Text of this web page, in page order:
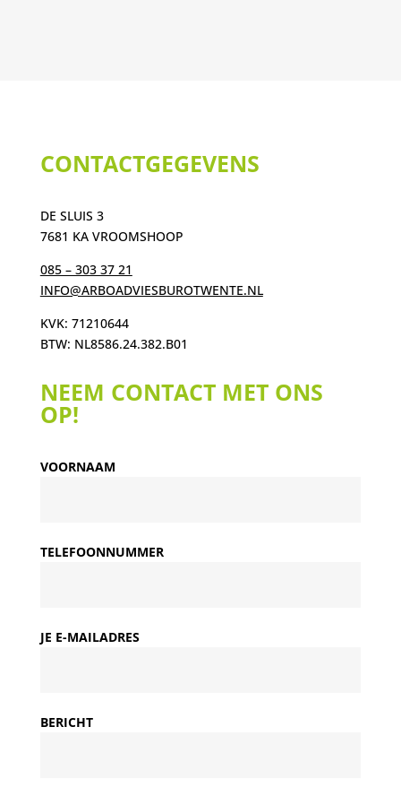
CONTACTGEGEVENS
DE SLUIS 3
7681 KA VROOMSHOOP
085 – 303 37 21
INFO@ARBOADVIESBUROTWENTE.NL
KVK: 71210644
BTW: NL8586.24.382.B01
NEEM CONTACT MET ONS
OP!
VOORNAAM
TELEFOONNUMMER
JE E-MAILADRES
BERICHT